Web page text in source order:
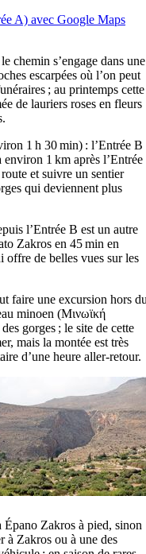
A) avec Google Maps
chemin s’engage dans une
escarpées où l’on peut
; au printemps cette
de lauriers roses en fleurs
1 h 30 min) : l’Entrée B
1 km après l’Entrée
et suivre un sentier
qui deviennent plus
l’Entrée B est un autre
Zakros en 45 min en
offre de belles vues sur les
faire une excursion hors
minoen (Μινωϊκή
gorges ; le site de cette
mais la montée est très
d’une heure aller-retour.
Zakros à pied, sinon
à Zakros ou à une des